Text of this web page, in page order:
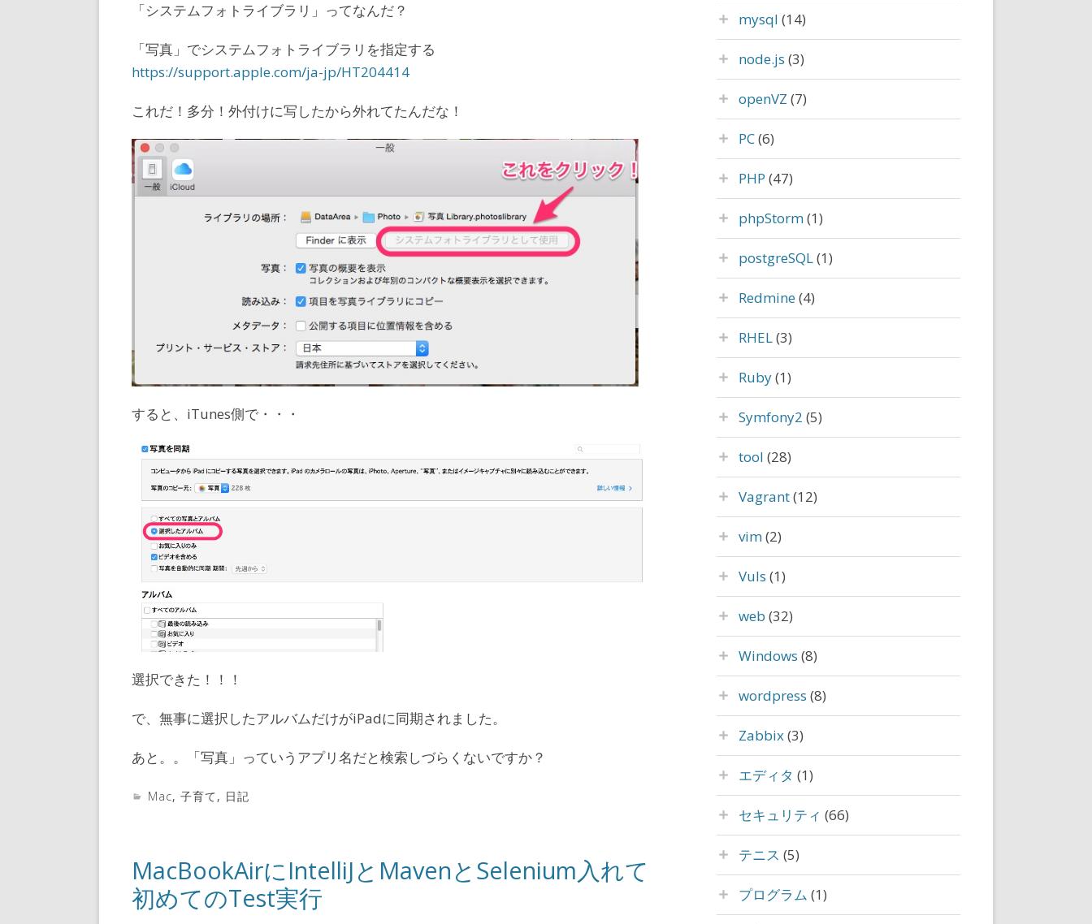
「システムフォトライブラリ」ってなんだ？
「写真」でシステムフォトライブラリを指定する
https://support.apple.com/ja-jp/HT204414
これだ！多分！外付けに写したから外れてたんだな！
すると、iTunes側で・・・
選択できた！！！
で、無事に選択したアルバムだけがiPadに同期されました。
あと。。「写真」っていうアプリ名だと検索しづらくないですか？
Mac, 子育て , 日記
MacBookAirにIntelliJとMavenとSelenium入れて
初めてのTest実行
mysql (14)
node.js (3)
openVZ (7)
PC(6)
PHP (47)
phpStorm(1)
postgreSQL(1)
Redmine(4)
RHEL(3)
Ruby(1)
Symfony2 (5)
tool (28)
Vagrant(12)
vim(2)
Vuls (1)
web (32)
Windows (8)
wordpress (8)
Zabbix(3)
エディタ (1)
セキュリティ (66)
テニス (5)
プログラム (1)